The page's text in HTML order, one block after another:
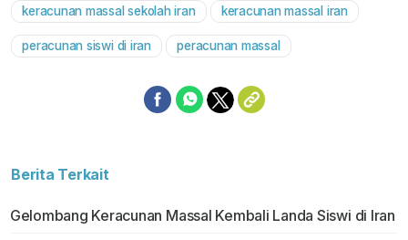
Mute
keracunan massal sekolah iran keracunan massal iran
peracunan siswi di iran peracunan massal
Berita Terkait
Gelombang Keracunan Massal Kembali Landa Siswi di Iran